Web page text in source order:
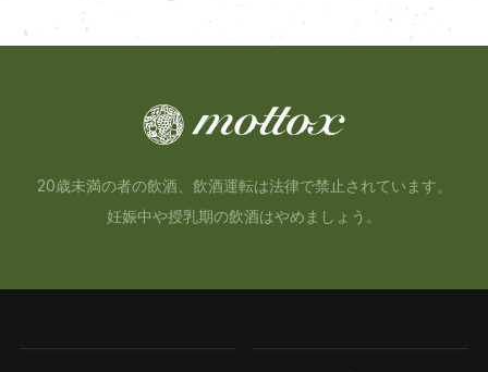
20歳未満の者の飲酒、飲酒運転は法律で禁止されています。
妊娠中や授乳期の飲酒はやめましょう。